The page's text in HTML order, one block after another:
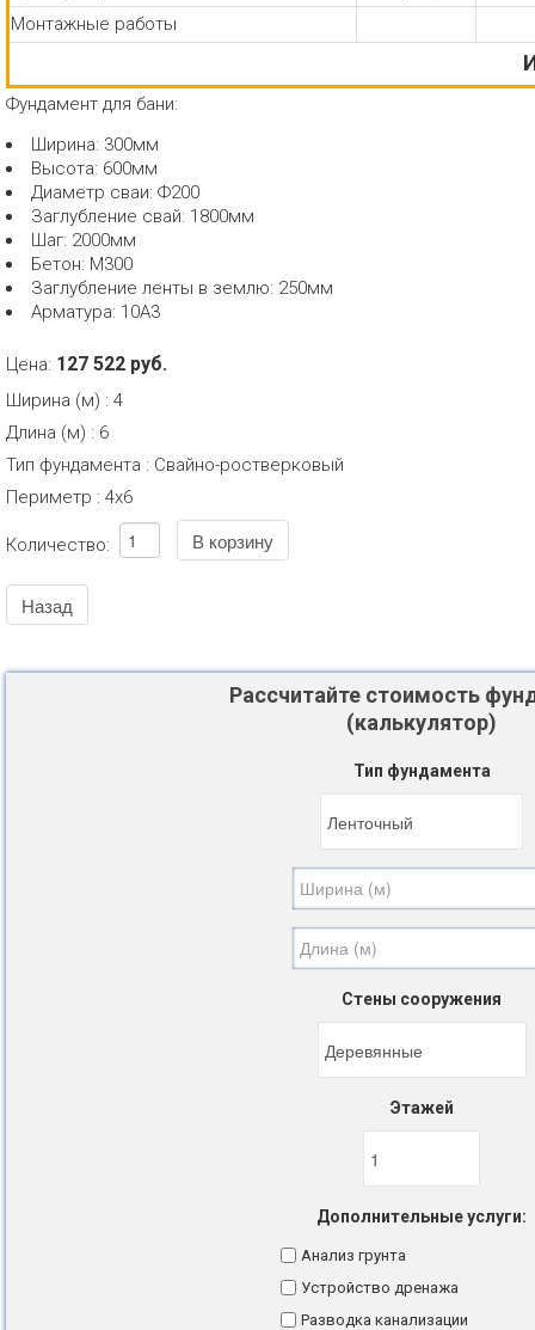
Монтажные работы
Фундамент для бани:
Ширина: 300мм
Высота: 600мм
Диаметр сваи: Ф200
Заглубление свай: 1800мм
Шаг: 2000мм
Бетон: М300
Заглубление ленты в землю: 250мм
Арматура: 10А3
Цена: 127 522 руб.
Ширина (м) : 4
Длина (м) : 6
Тип фундамента : Свайно-ростверковый
Периметр : 4х6
Количество:
Рассчитайте стоимость
(калькулятор)
Тип фундамента
Стены сооружения
Этажей
Дополнительные услуги:
Анализ грунта
Устройство дренажа
Разводка канализации